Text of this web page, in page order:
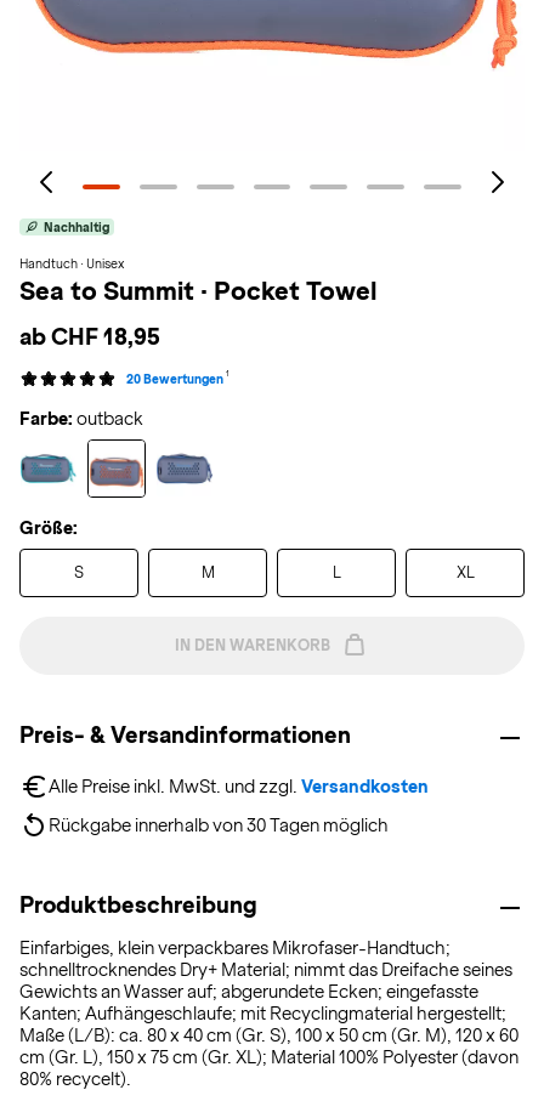
Nachhaltig
Handtuch · Unisex
Sea to Summit · Pocket Towel
ab CHF 18,95
20 Bewertungen 1
Farbe: outback
Größe:
S M L XL
IN DEN WARENKORB
Preis- & Versandinformationen
Alle Preise inkl. MwSt. und zzgl. Versandkosten
Rückgabe innerhalb von 30 Tagen möglich
Produktbeschreibung
Einfarbiges, klein verpackbares Mikrofaser-Handtuch;
schnelltrocknendes Dry+ Material; nimmt das Dreifache seines
Gewichts an Wasser auf; abgerundete Ecken; eingefasste
Kanten; Aufhängeschlaufe; mit Recyclingmaterial hergestellt;
Maße (L/B): ca. 80 x 40 cm (Gr. S), 100 x 50 cm (Gr. M), 120 x 60
cm (Gr. L), 150 x 75 cm (Gr. XL); Material 100% Polyester (davon
80% recycelt).